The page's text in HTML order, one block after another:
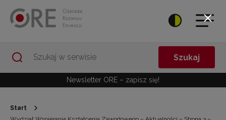
Szukaj
Newsletter ORE – zapisz się!
Start